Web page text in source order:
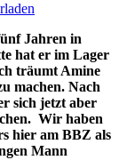
Jahren in
hat er im Lager
träumt Amine
machen. Nach
sich jetzt aber
Wir haben
hier am BBZ als
Mann